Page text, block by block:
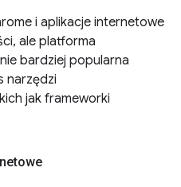
i aplikacje internetowe
ale platforma
bardziej popularna
narzędzi
jak frameworki